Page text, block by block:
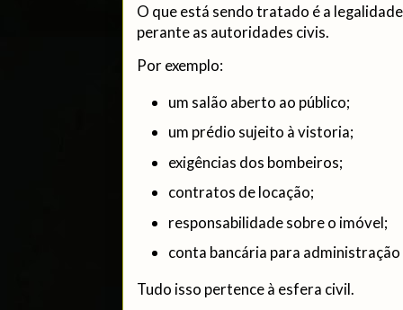
O que está sendo tratado é a
perante as autoridades civis.
Por exemplo:
um salão aberto ao público;
um prédio sujeito à vistoria;
exigências dos bombeiros;
contratos de locação;
responsabilidade sobre o imóvel;
conta bancária para
Tudo isso pertence à esfera civil.